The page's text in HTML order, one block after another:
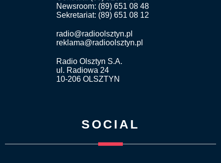
Newsroom: (89) 651 08 48
Sekretariat: (89) 651 08 12
radio@radioolsztyn.pl
reklama@radioolsztyn.pl
Radio Olsztyn S.A.
ul. Radiowa 24
10-206 OLSZTYN
SOCIAL